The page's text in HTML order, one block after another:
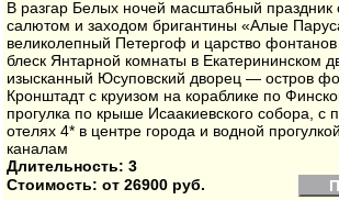
В разгар Белых ночей масштабный праздник
салютом и заходом бригантины «Алые
великолепный Петергоф и царство
блеск Янтарной комнаты в Екатерининском
изысканный Юсуповский дворец — остров
Кронштадт с круизом на кораблике по
прогулка по крыше Исаакиевского собора, с
отелях 4* в центре города и водной
каналам
Длительность: 3
Стоимость: от 26900 руб.